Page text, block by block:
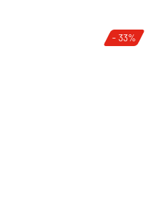
- 33%